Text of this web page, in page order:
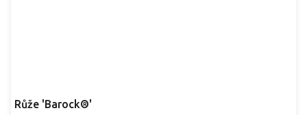
Růže 'Barock®'